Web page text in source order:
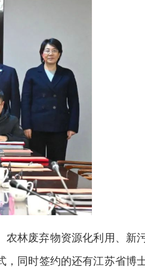
林废弃物资源化利用、新
同时签约的还有江苏省博